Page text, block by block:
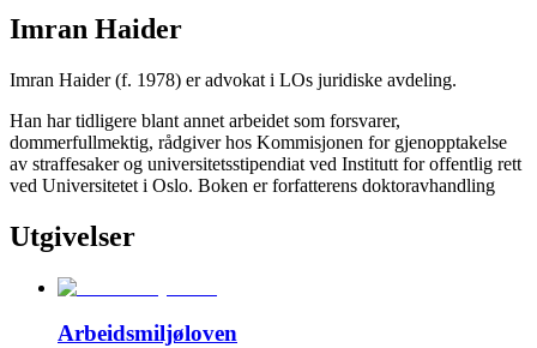
Imran Haider
Imran Haider (f. 1978) er advokat i LOs juridiske avdeling.
Han har tidligere blant annet arbeidet som forsvarer,
dommerfullmektig, rådgiver hos Kommisjonen for gjenopptakelse
av straffesaker og universitetsstipendiat ved Institutt for offentlig rett
ved Universitetet i Oslo. Boken er forfatterens doktoravhandling
Utgivelser
Arbeidsmiljøloven